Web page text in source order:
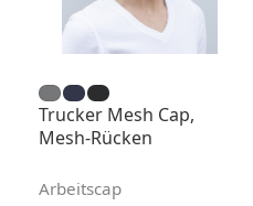
Trucker Mesh Cap,
Mesh-Rücken
Arbeitscap